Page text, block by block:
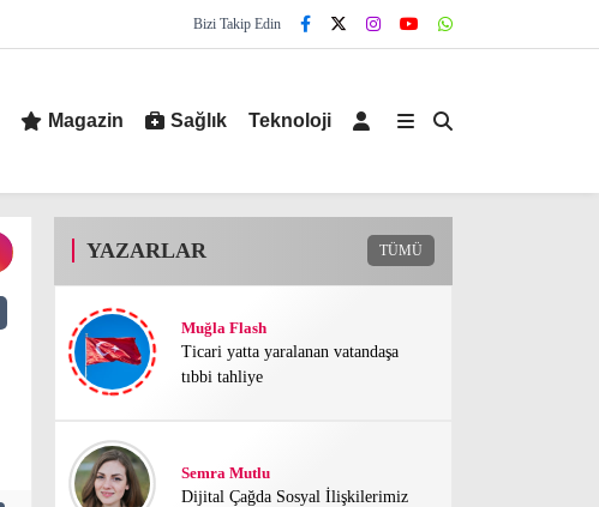
Bizi Takip Edin
Magazin Sağlık Teknoloji
YAZARLAR TÜMÜ
Muğla Flash
Ticari yatta yaralanan vatandaşa
tıbbi tahliye
Semra Mutlu
Dijital Çağda Sosyal İlişkilerimiz